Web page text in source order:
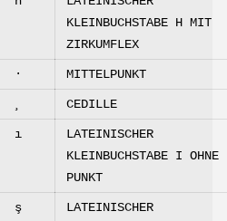
KLEINBUCHSTABE H MIT
ZIRKUMFLEX
· MITTELPUNKT
CEDILLE
ı
LATEINISCHER
KLEINBUCHSTABE I OHNE
PUNKT
ş
LATEINISCHER